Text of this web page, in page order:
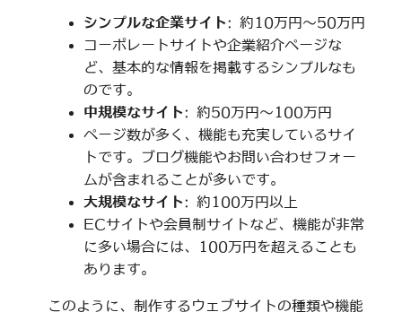
シンプルな企業サイト: 約10万円～50万円
コーポレートサイトや企業紹介ページな
ど、基本的な情報を掲載するシンプルなも
のです。
中規模なサイト: 約50万円～100万円
ページ数が多く、機能も充実しているサイ
トです。ブログ機能やお問い合わせフォー
ムが含まれることが多いです。
大規模なサイト: 約100万円以上
ECサイトや会員制サイトなど、機能が非常
に多い場合には、100万円を超えることも
あります。
このように、制作するウェブサイトの種類や機能